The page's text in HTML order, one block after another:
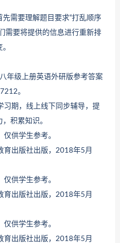
需要理解题目要求“打乱顺序
需要将提供的信息进行重新排
年级上册英语外研版参考答案
。
习期，线上线下同步辅导，提
积累知识。
供学生参考。
育出版社出版，2018年5月
供学生参考。
育出版社出版，2018年5月
供学生参考。
育出版社出版，2018年5月